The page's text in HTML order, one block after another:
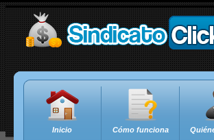
Inicio Cómo funciona